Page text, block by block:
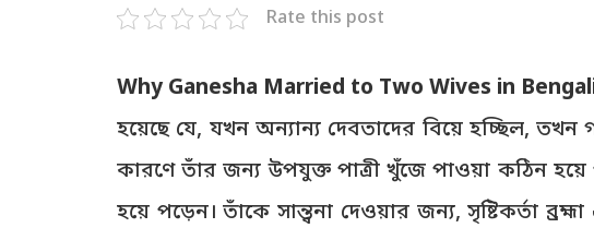
Rate this post
Why Ganesha Married to Two Wives in
হয়েছে যে, যখন অন্যান্য দেবতাদের বিয়ে হচ্ছিল,
কারণে তাঁর জন্য উপযুক্ত পাত্রী খুঁজে পাওয়া কঠিন হয়ে
হয়ে পড়েন। তাঁকে সান্ত্বনা দেওয়ার জন্য, সৃষ্টিকর্তা